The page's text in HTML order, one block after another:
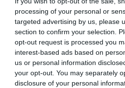
processing of your personal or
targeted advertising by us, please
section to confirm your selection.
opt-out request is processed you
interest-based ads based on
us or personal information
your opt-out. You may separately
disclosure of your personal
ÉLETRE KELTETT
AUTOMATIZÁLÁSI
FORGATÓKÖNYVEK
A modern okos vezérlés
és a folyamatok